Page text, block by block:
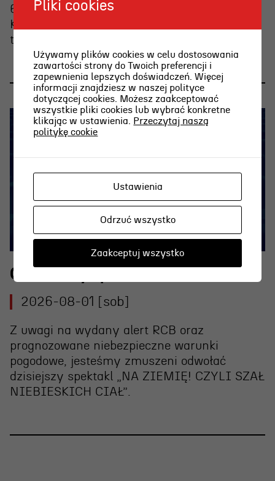
reż. Jacek Bała
6 sierpnia o g. 15.00 Weronika Nawieśniak i
Krzysztof Berendt opowiedzą o emocjach
towarzyszących graniu na wieczornej plaży.
Odwołany spektakl 1.08.2026 r.
2026-08-01 [sob]
Z uwagi na wydany alert RCB oraz
prognozowane niebezpieczne warunki
pogodowe, jesteśmy zmuszeni odwołać
dzisiejszy spektakl „NA ZIEMIĘ! CZYLI SZAŁ
NIEBIESKICH CIAŁ”.
Pliki cookies
Używamy plików cookies w celu dostosowania
zawartości strony do Twoich preferencji i
zapewnienia lepszych doświadczeń. Więcej
informacji znajdziesz w naszej polityce
dotyczącej cookies. Możesz zaakceptować
wszystkie pliki cookies lub wybrać konkretne
klikając w ustawienia. Przeczytaj naszą
politykę cookie
Ustawienia
Odrzuć wszystko
Zaakceptuj wszystko